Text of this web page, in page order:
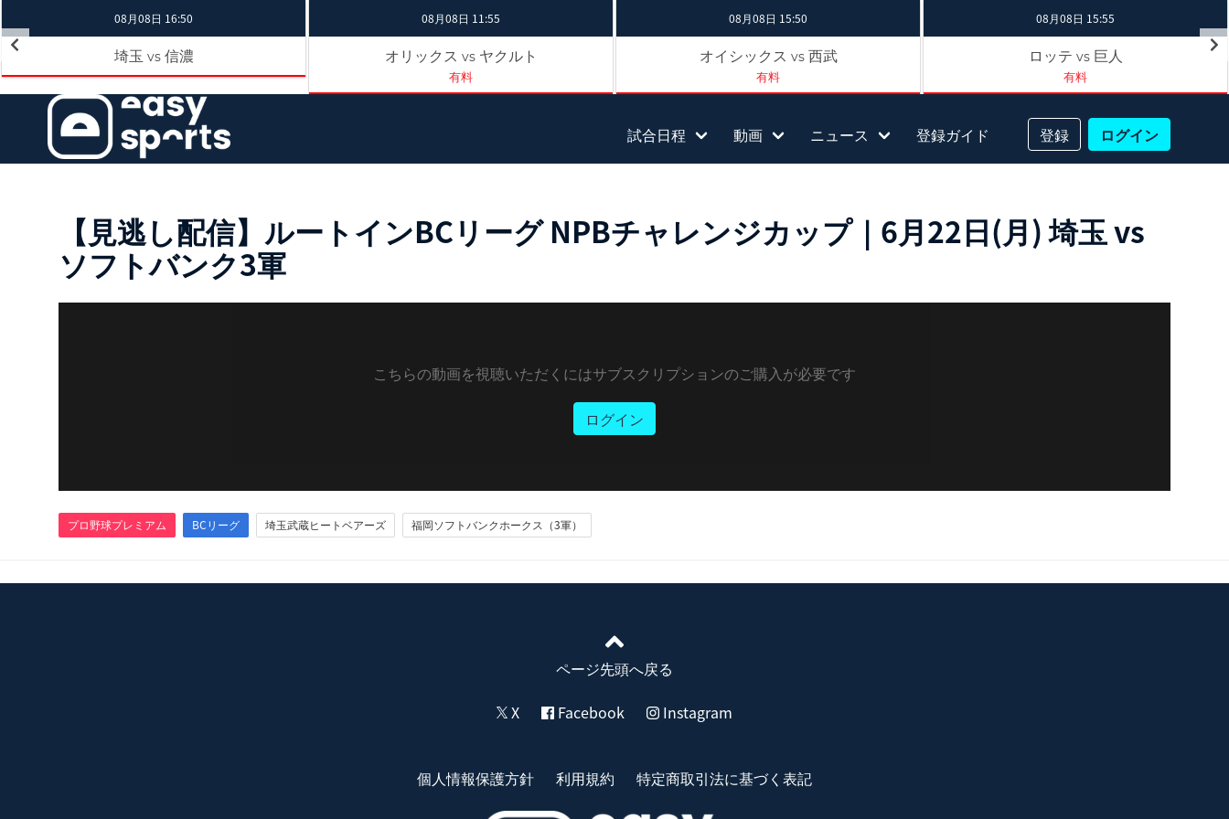
08月08日 16:50
埼玉 vs 信濃
08月08日 11:55
オリックス vs ヤクルト
有料
08月08日 15:50
オイシックス vs 西武
有料
08月08日 15:55
ロッテ vs 巨人
有料
試合日程 動画 ニュース 登録ガイド 登録 ログイン
【見逃し配信】ルートインBCリーグ NPBチャレンジカップ｜6月22日(月) 埼玉 vs
ソフトバンク3軍
こちらの動画を視聴いただくにはサブスクリプションのご購入が必要です
ログイン
プロ野球プレミアム BCリーグ 埼玉武蔵ヒートベアーズ 福岡ソフトバンクホークス（3軍）
ページ先頭へ戻る
X
Facebook Instagram
個人情報保護方針 利用規約 特定商取引法に基づく表記